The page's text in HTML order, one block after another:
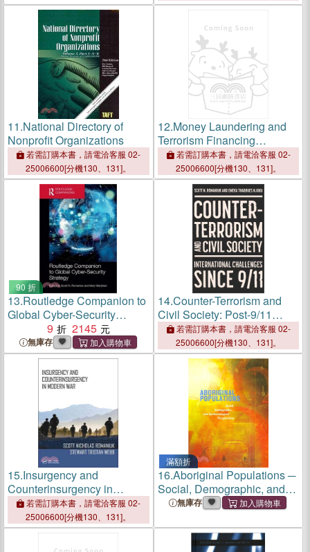
11.National Directory of
Nonprofit Organizations
若需訂購本書，請電洽客服 02-
25006600[分機130、131]。
12.Money Laundering and
Terrorism Financing
Through Hawala Money
Transfer Operators
若需訂購本書，請電洽客服 02-
25006600[分機130、131]。
90 折
13.Routledge Companion to
Global Cyber-Security
Strategy9 2145
無庫存
14.Counter-Terrorism and
Civil Society: Post-9/11
Progress and Challenges
若需訂購本書，請電洽客服 02-
25006600[分機130、131]。
15.Insurgency and
Counterinsurgency in
Modern War
若需訂購本書，請電洽客服 02-
25006600[分機130、131]。
滿額折
16.Aboriginal Populations ─
Social, Demographic, and
Epidemiological
無庫存